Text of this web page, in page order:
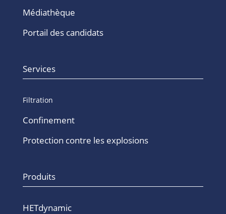
Médiathèque
Portail des candidats
Services
Filtration
Confinement
Protection contre les explosions
Produits
HETdynamic